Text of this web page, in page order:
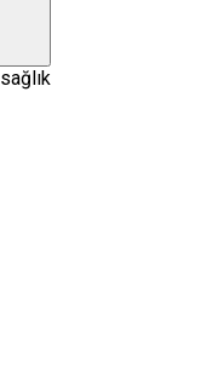
sağlık